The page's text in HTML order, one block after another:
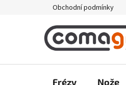
Obchodní podmínky
Frézy Nože